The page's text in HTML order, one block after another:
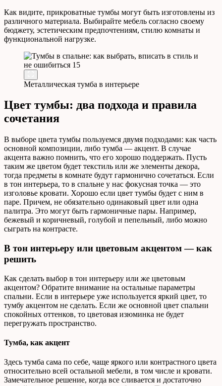
Как видите, прикроватные тумбы могут быть изготовлены из
различного материала. Выбирайте мебель согласно своему
бюджету, эстетическим предпочтениям, стилю комнаты и
функциональной нагрузке.
Металлическая тумба в интерьере
Цвет тумбы: два подхода и правила
сочетания
В выборе цвета тумбы пользуемся двумя подходами: как часть
основной композиции, либо тумба — акцент. В случае
акцента важно помнить, что его хорошо поддержать. Пусть
таким же цветом будет текстиль или же элементы декора,
тогда предметы в комнате будут гармонично сочетаться. Если
в тон интерьера, то в спальне у нас фокусная точка — это
изголовье кровати. Хорошо если цвет тумбы будет с ним в
паре. Причем, не обязательно одинаковый цвет или одна
палитра. Это могут быть гармоничные пары. Например,
бежевый и коричневый, голубой и пепельный, либо можно
сыграть на контрасте.
В тон интерьеру или цветовым акцентом — как
решить
Как сделать выбор в тон интерьеру или же цветовым
акцентом? Обратите внимание на остальные параметры
спальни. Если в интерьере уже используется яркий цвет, то
тумбу акцентом не сделать. Если же основной цвет спальни
спокойных оттенков, то цветовая изюминка не будет
перегружать пространство.
Тумба, как акцент
Здесь тумба сама по себе, чаще яркого или контрастного цвета
относительно всей остальной мебели, в том числе и кровати.
Замечательное решение, когда все сливается и достаточно